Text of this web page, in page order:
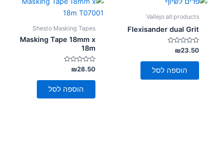
Vallejo all products
Flexisander dual Grit
דורג
0
מתוך
₪23.50
הוספה לסל
Shesto Masking Tapes
Masking Tape 18mm x
18m
דורג
0
מתוך
₪28.50
הוספה לסל